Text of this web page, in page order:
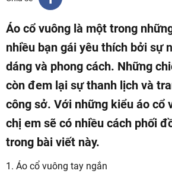
Áo cổ vuông là một trong
nhiều bạn gái yêu thích bởi sự
dáng và phong cách. Những
còn đem lại sự thanh lịch và
công sở. Với những kiểu áo cổ
chị em sẽ có nhiều cách phối
trong bài viết này.
1. Áo cổ vuông tay ngắn